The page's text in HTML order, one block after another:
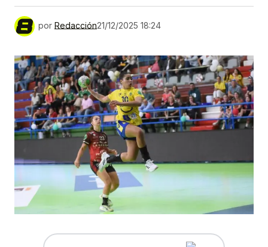
por Redacción21/12/2025 18:24